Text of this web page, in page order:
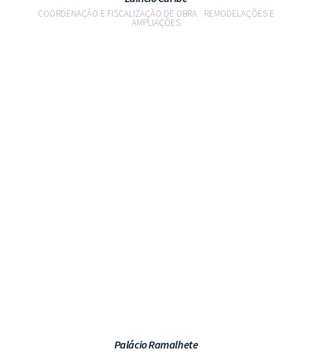
COORDENAÇÃO E FISCALIZAÇÃO DE OBRA REMODELAÇÕES E
AMPLIAÇÕES
Palácio Ramalhete